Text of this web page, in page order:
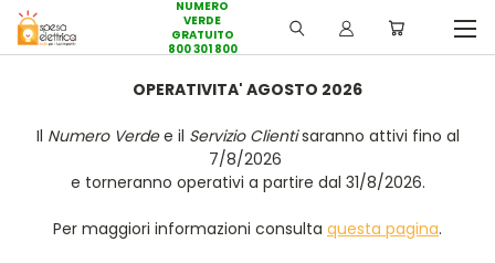
NUMERO
VERDE
GRATUITO
800 301 800
OPERATIVITA' AGOSTO 2026
Il Numero Verdee il Servizio Clientisaranno attivi fino al
7/8/2026
e torneranno operativi a partire dal 31/8/2026.
Per maggiori informazioni consulta questa pagina.